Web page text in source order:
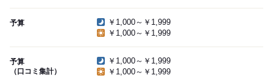
予算
￥1,000～￥1,999
￥1,000～￥1,999
予算
（口コミ集計）
￥1,000～￥1,999
￥1,000～￥1,999